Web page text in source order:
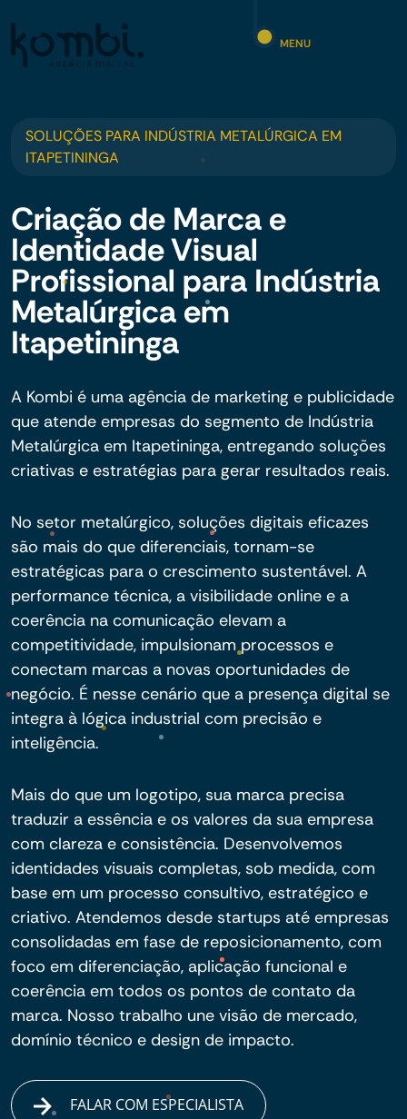
MENU
SOLUÇÕES PARA INDÚSTRIA METALÚRGICA EM
ITAPETININGA
Criação de Marca e
Identidade Visual
Profissional para Indústria
Metalúrgica em
Itapetininga
A Kombi é uma agência de marketing e publicidade
que atende empresas do segmento de Indústria
Metalúrgica em Itapetininga, entregando soluções
criativas e estratégias para gerar resultados reais.
No setor metalúrgico, soluções digitais eficazes
são mais do que diferenciais, tornam-se
estratégicas para o crescimento sustentável. A
performance técnica, a visibilidade online e a
coerência na comunicação elevam a
competitividade, impulsionam processos e
conectam marcas a novas oportunidades de
negócio. É nesse cenário que a presença digital se
integra à lógica industrial com precisão e
inteligência.
Mais do que um logotipo, sua marca precisa
traduzir a essência e os valores da sua empresa
com clareza e consistência. Desenvolvemos
identidades visuais completas, sob medida, com
base em um processo consultivo, estratégico e
criativo. Atendemos desde startups até empresas
consolidadas em fase de reposicionamento, com
foco em diferenciação, aplicação funcional e
coerência em todos os pontos de contato da
marca. Nosso trabalho une visão de mercado,
domínio técnico e design de impacto.
FALAR COM ESPECIALISTA